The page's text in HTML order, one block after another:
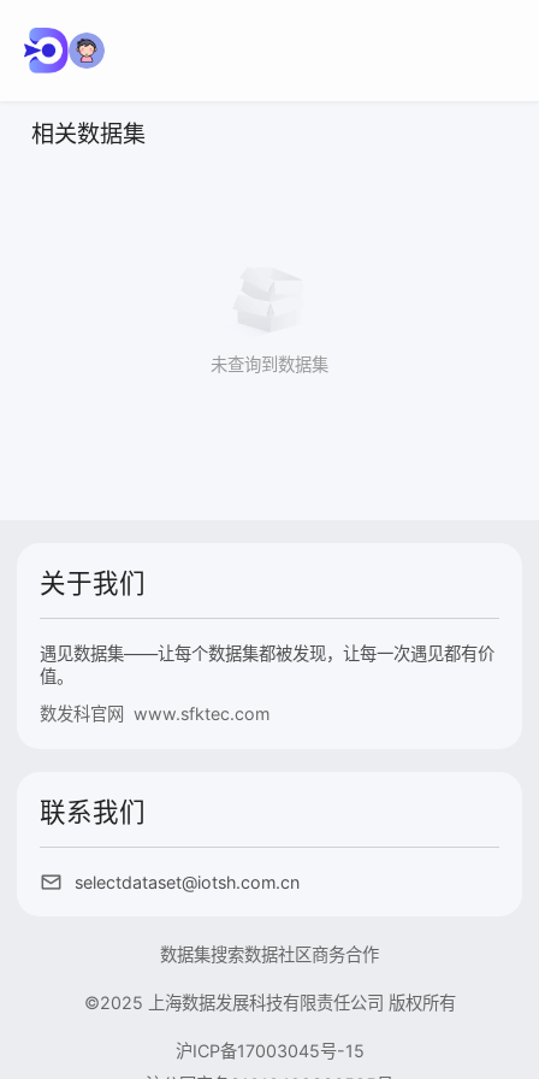
相关数据集
未查询到数据集
关于我们
遇见数据集——让每个数据集都被发现，让每一次遇见都有价
值。
数发科官网 www.sfktec.com
联系我们
selectdataset@iotsh.com.cn
数据集搜索数据社区商务合作
©2025 上海数据发展科技有限责任公司 版权所有
沪ICP备17003045号-15